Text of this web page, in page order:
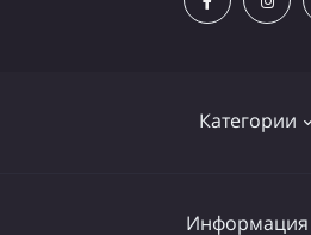
Категории
Информация